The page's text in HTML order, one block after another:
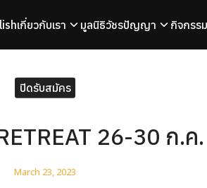
เกี่ยวกับเรา มูลนิธิวัชรปัญญา กิจกรร
ปิดรับสมัคร
26-30 ก.ค
March 23, 2023